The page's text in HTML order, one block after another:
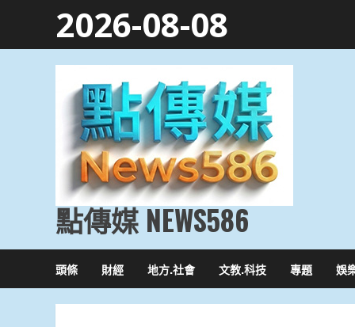
2026-08-08
點傳媒 NEWS586
頭條 財經 地方.社會 文教.科技 專題 娛